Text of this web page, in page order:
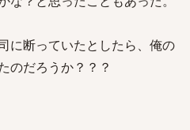
に断っていたとしたら、俺の
のだろうか？？？